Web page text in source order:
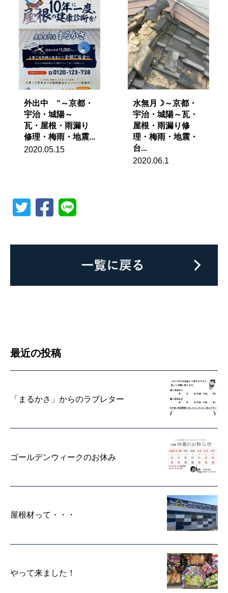
外出中 “～京都・
宇治・城陽～
瓦・屋根・雨漏り
修理・梅雨・地震...
2020.05.15
水無月☽～京都・
宇治・城陽～瓦・
屋根・雨漏り修
理・梅雨・地震・
台...
2020.06.1
最近の投稿
「まるかさ」からのラブレター
ゴールデンウィークのお休み
屋根材って・・・
やって来ました！